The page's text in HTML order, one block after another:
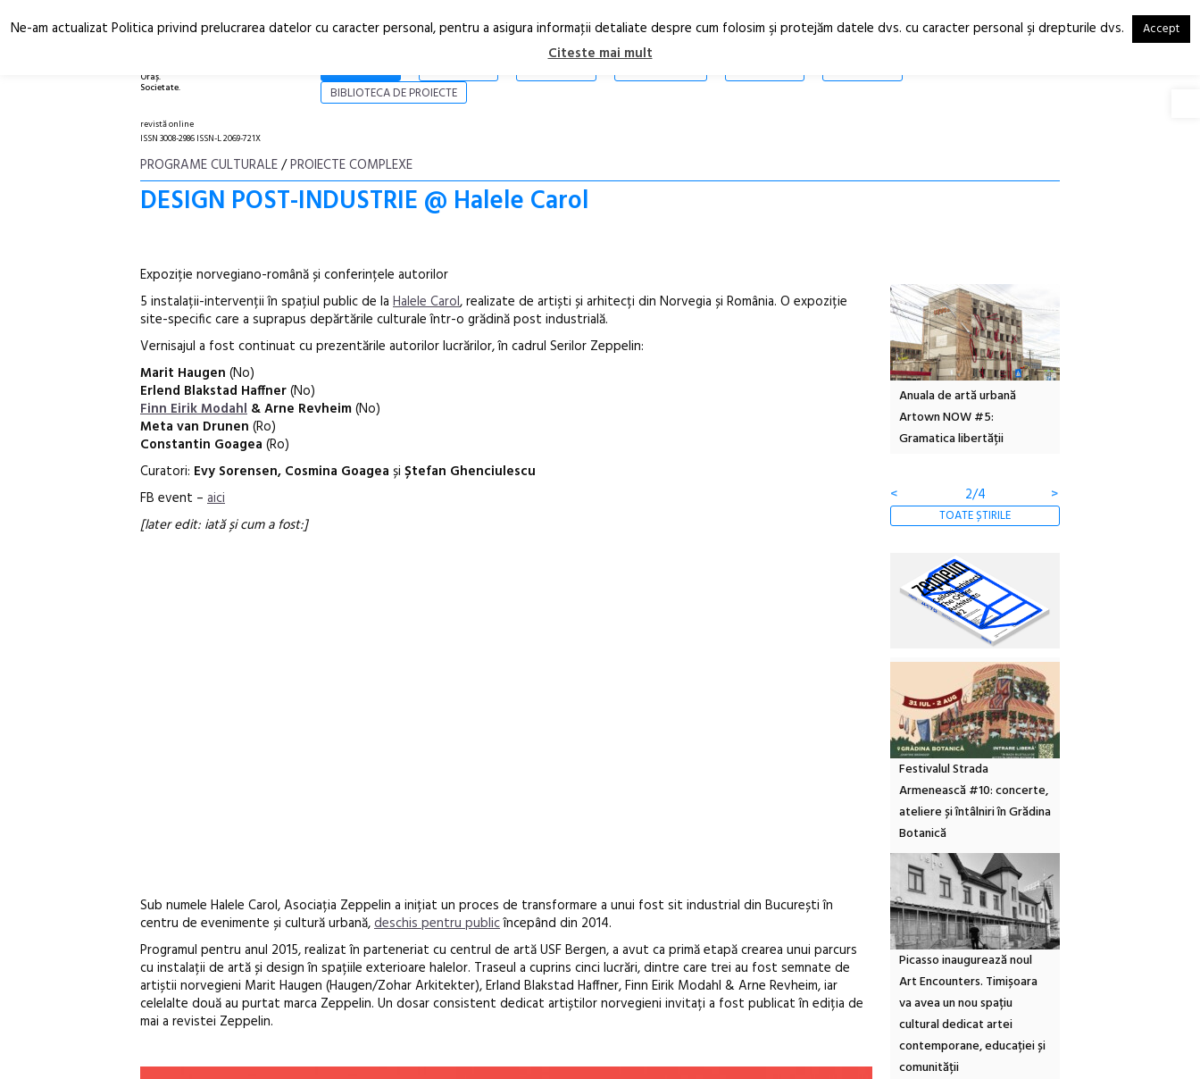
Oraș.
Societate.
RO
EN
NOI
BIBLIOTECA DE PROIECTE
revistă online
ISSN 3008-2986 ISSN-L 2069-721X
PROGRAME CULTURALE/PROIECTE COMPLEXE
DESIGN POST-INDUSTRIE @ Halele Carol
Expoziție norvegiano-română și conferințele autorilor
5 instalații-intervenții în spațiul public de la Halele Carol, realizate de artiști și arhitecți din Norvegia și România. O expoziție
site-specific care a suprapus depărtările culturale într-o grădină post industrială.
Vernisajul a fost continuat cu prezentările autorilor lucrărilor, în cadrul Serilor Zeppelin:
Marit Haugen (No)
Erlend Blakstad Haffner(No)
Finn Eirik Modahl & Arne Revheim(No)
Meta van Drunen (Ro)
Constantin Goagea (Ro)
Curatori: Evy Sorensen, Cosmina Goagea și Ștefan Ghenciulescu
FB event – aici
[later edit: iată și cum a fost:]
Sub numele Halele Carol, Asociația Zeppelin a inițiat un proces de transformare a unui fost sit industrial din București în
centru de evenimente și cultură urbană,deschis pentru publicîncepând din 2014.
Programul pentru anul 2015, realizat în parteneriat cu centrul de artă USF Bergen, a avut ca primă etapă crearea unui parcurs
cu instalații de artă și design în spațiile exterioare halelor. Traseul a cuprins cinci lucrări, dintre care trei au fost semnate de
artiștii norvegieni Marit Haugen (Haugen/Zohar Arkitekter), Erland Blakstad Haffner, Finn Eirik Modahl & Arne Revheim, iar
celelalte două au purtat marca Zeppelin. Un dosar consistent dedicat artiștilor norvegieni invitați a fost publicat în ediția de
mai a revistei Zeppelin.
Anuala de artă urbană
Artown NOW #5:
Gramatica libertății
< 2/4 >
TOATE ȘTIRILE
Festivalul Strada
Armenească #10: concerte,
ateliere și întâlniri în Grădina
Botanică
Picasso inaugurează noul
Art Encounters. Timișoara
va avea un nou spațiu
cultural dedicat artei
contemporane, educației și
comunității
Ne-am actualizat Politica privind prelucrarea datelor cu caracter personal, pentru a asigura informaţii detaliate despre cum folosim şi protejăm datele dvs. cu caracter personal şi drepturile dvs. Accept
Citeste mai mult